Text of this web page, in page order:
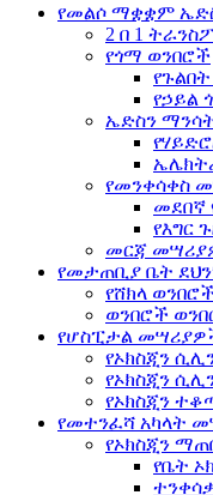
የመልሶ ማቋቋም
2 በ 1
የጎማ ወንበሮች
የኃይል
ኤድስን
የመንቀሳቀስ
መደበኛ
የእግር
መርጃ
የመታጠቢያ ቤት
የሸክላ ወንበሮች
ወንበሮች
የሆስፒታል
የኦክስጂን
የኦክስጂን
የኦክስጂን
የመተንፈሻ አካላት
የኦክስጂን
የቤት